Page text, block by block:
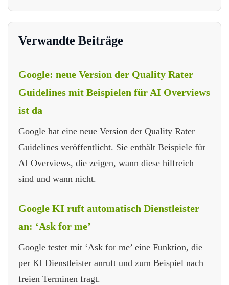
Verwandte Beiträge
Google: neue Version der Quality Rater
Guidelines mit Beispielen für AI Overviews
ist da
Google hat eine neue Version der Quality Rater
Guidelines veröffentlicht. Sie enthält Beispiele für
AI Overviews, die zeigen, wann diese hilfreich
sind und wann nicht.
Google KI ruft automatisch Dienstleister
an: ‘Ask for me’
Google testet mit ‘Ask for me’ eine Funktion, die
per KI Dienstleister anruft und zum Beispiel nach
freien Terminen fragt.